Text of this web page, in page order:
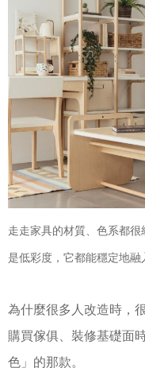
走走家具的材質、色系都
是低彩度，它都能穩定地融
為什麼很多人改造時，
購買傢俱、裝修基礎面
色」的那款。